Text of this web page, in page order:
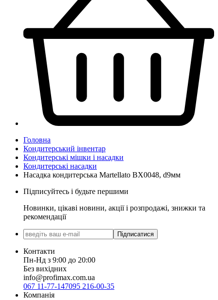
Головна
Кондитерський інвентар
Кондитерські мішки і насадки
Кондитерські насадки
Насадка кондитерська Martellato BX0048, d9мм
Підписуйтесь і будьте першими
Новинки, цікаві новини, акції і розпродажі, знижки та
рекомендації
Підписатися
Контакти
Пн-Нд з 9:00 до 20:00
Без вихідних
info@profimax.com.ua
067 11-77-147095 216-00-35
Компанія